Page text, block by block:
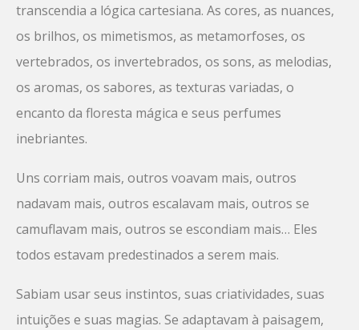
transcendia a lógica cartesiana. As cores, as nuances,
os brilhos, os mimetismos, as metamorfoses, os
vertebrados, os invertebrados, os sons, as melodias,
os aromas, os sabores, as texturas variadas, o
encanto da floresta mágica e seus perfumes
inebriantes.
Uns corriam mais, outros voavam mais, outros
nadavam mais, outros escalavam mais, outros se
camuflavam mais, outros se escondiam mais… Eles
todos estavam predestinados a serem mais.
Sabiam usar seus instintos, suas criatividades, suas
intuições e suas magias. Se adaptavam à paisagem,